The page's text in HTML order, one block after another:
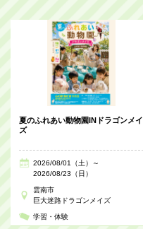
夏のふれあい動物園INドラゴンメイ
ズ
2026/08/01（土）～
2026/08/23（日）
雲南市
巨大迷路ドラゴンメイズ
学習・体験